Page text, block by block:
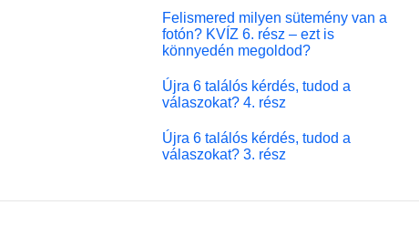
Felismered milyen sütemény van a
fotón? KVÍZ 6. rész – ezt is
könnyedén megoldod?
Újra 6 találós kérdés, tudod a
válaszokat? 4. rész
Újra 6 találós kérdés, tudod a
válaszokat? 3. rész